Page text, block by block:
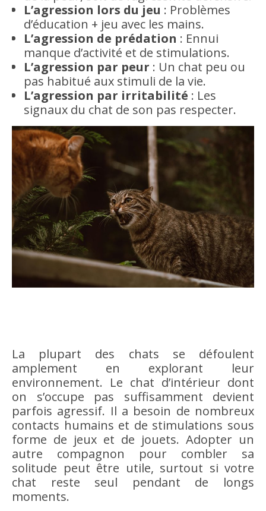
L’agression lors du jeu : Problèmes
d’éducation + jeu avec les mains.
L’agression de prédation : Ennui
manque d’activité et de stimulations.
L’agression par peur : Un chat peu ou
pas habitué aux stimuli de la vie.
L’agression par irritabilité : Les
signaux du chat de son pas respecter.
La plupart des chats se défoulent
amplement en explorant leur
environnement. Le chat d’intérieur dont
on s’occupe pas suffisamment devient
parfois agressif. Il a besoin de nombreux
contacts humains et de stimulations sous
forme de jeux et de jouets. Adopter un
autre compagnon pour combler sa
solitude peut être utile, surtout si votre
chat reste seul pendant de longs
moments.